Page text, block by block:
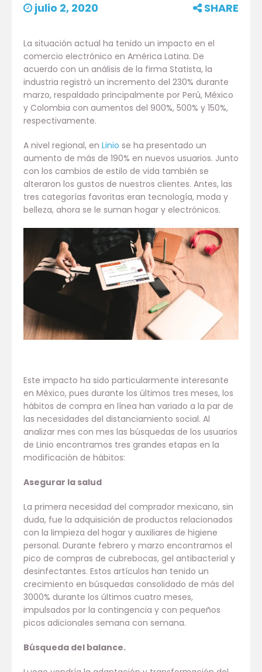
julio 2, 2020 SHARE
La situación actual ha tenido un impacto en el
comercio electrónico en América Latina. De
acuerdo con un análisis de la firma Statista, la
industria registró un incremento del 230% durante
marzo, respaldado principalmente por Perú, México
y Colombia con aumentos del 900%, 500% y 150%,
respectivamente.
A nivel regional, en Linio se ha presentado un
aumento de más de 190% en nuevos usuarios. Junto
con los cambios de estilo de vida también se
alteraron los gustos de nuestros clientes. Antes, las
tres categorías favoritas eran tecnología, moda y
belleza, ahora se le suman hogar y electrónicos.
Este impacto ha sido particularmente interesante
en México, pues durante los últimos tres meses, los
hábitos de compra en línea han variado a la par de
las necesidades del distanciamiento social. Al
analizar mes con mes las búsquedas de los usuarios
de Linio encontramos tres grandes etapas en la
modificación de hábitos:
Asegurar la salud
La primera necesidad del comprador mexicano, sin
duda, fue la adquisición de productos relacionados
con la limpieza del hogar y auxiliares de higiene
personal. Durante febrero y marzo encontramos el
pico de compras de cubrebocas, gel antibacterial y
desinfectantes. Estos artículos han tenido un
crecimiento en búsquedas consolidado de más del
3000% durante los últimos cuatro meses,
impulsados por la contingencia y con pequeños
picos adicionales semana con semana.
Búsqueda del balance.